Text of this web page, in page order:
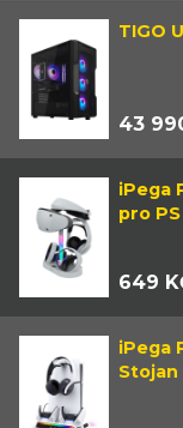
TIGO
43
iPega
pro
649
iPega
Stojan